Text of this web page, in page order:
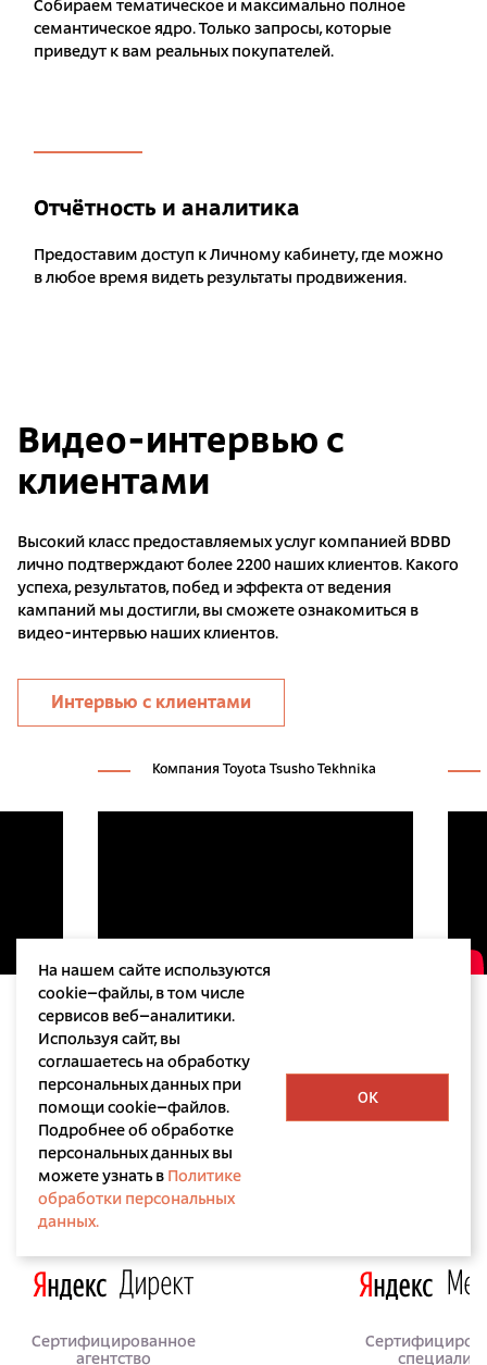
Собираем тематическое и максимально полное
семантическое ядро. Только запросы, которые
приведут к вам реальных покупателей.
Отчётность и аналитика
Предоставим доступ к Личному кабинету, где можно
в любое время видеть результаты продвижения.
Видео-интервью с
клиентами
Высокий класс предоставляемых услуг компанией BDBD
лично подтверждают более 2200 наших клиентов. Какого
успеха, результатов, побед и эффекта от ведения
кампаний мы достигли, вы сможете ознакомиться в
видео-интервью наших клиентов.
Интервью с клиентами
Компания Toyota Tsusho Tekhnika
Лицензии и сертификаты
Сертифицированное
агентство
На нашем сайте используются
cookie–файлы, в том числе
сервисов веб–аналитики.
Используя сайт, вы
соглашаетесь на обработку
персональных данных при
помощи cookie–файлов.
Подробнее об обработке
персональных данных вы
можете узнать в Политике
обработки персональных
данных.
OK